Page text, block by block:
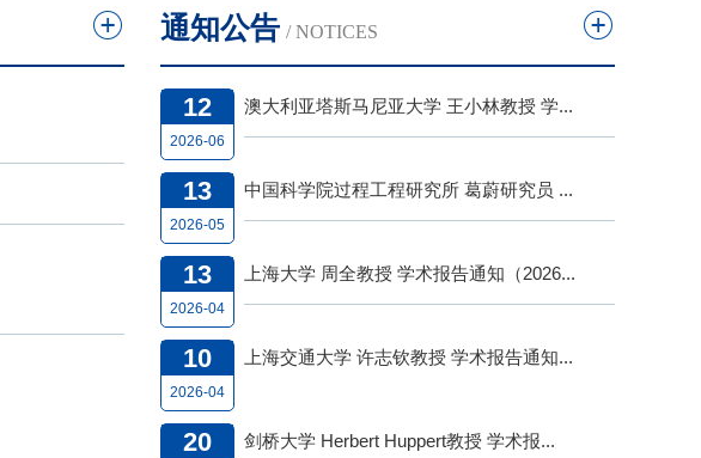
通知公告 / NOTICES
12
2026-06
澳大利亚塔斯马尼亚大学 王小林教授 学...
13
2026-05
中国科学院过程工程研究所 葛蔚研究员 ...
13
2026-04
上海大学 周全教授 学术报告通知（2026...
10
2026-04
上海交通大学 许志钦教授 学术报告通知...
20 剑桥大学 Herbert Huppert教授 学术报...